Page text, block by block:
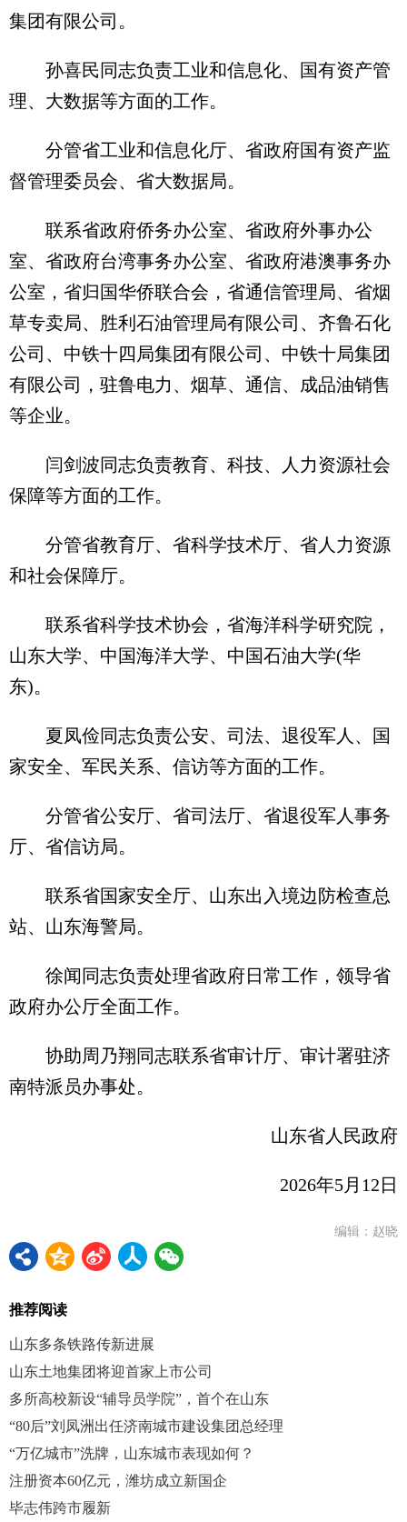
集团有限公司。
孙喜民同志负责工业和信息化、国有资产管
理、大数据等方面的工作。
分管省工业和信息化厅、省政府国有资产监
督管理委员会、省大数据局。
联系省政府侨务办公室、省政府外事办公
室、省政府台湾事务办公室、省政府港澳事务办
公室，省归国华侨联合会，省通信管理局、省烟
草专卖局、胜利石油管理局有限公司、齐鲁石化
公司、中铁十四局集团有限公司、中铁十局集团
有限公司，驻鲁电力、烟草、通信、成品油销售
等企业。
闫剑波同志负责教育、科技、人力资源社会
保障等方面的工作。
分管省教育厅、省科学技术厅、省人力资源
和社会保障厅。
联系省科学技术协会，省海洋科学研究院，
山东大学、中国海洋大学、中国石油大学(华
东)。
夏凤俭同志负责公安、司法、退役军人、国
家安全、军民关系、信访等方面的工作。
分管省公安厅、省司法厅、省退役军人事务
厅、省信访局。
联系省国家安全厅、山东出入境边防检查总
站、山东海警局。
徐闻同志负责处理省政府日常工作，领导省
政府办公厅全面工作。
协助周乃翔同志联系省审计厅、审计署驻济
南特派员办事处。
山东省人民政府
2026年5月12日
编辑：赵晓
推荐阅读
山东多条铁路传新进展
山东土地集团将迎首家上市公司
多所高校新设“辅导员学院”，首个在山东
“80后”刘凤洲出任济南城市建设集团总经理
“万亿城市”洗牌，山东城市表现如何？
注册资本60亿元，潍坊成立新国企
毕志伟跨市履新